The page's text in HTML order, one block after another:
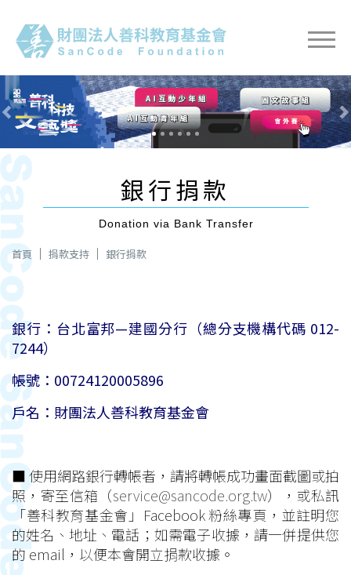
Previous Next
銀行捐款
Donation via Bank Transfer
首頁 捐款支持 銀行捐款
銀行：台北富邦—建國分行（總分支機構代碼 012-
7244）
帳號：00724120005896
戶名：財團法人善科教育基金會
■ 使用網路銀行轉帳者，請將轉帳成功畫面截圖或拍
照，寄至信箱（service@sancode.org.tw），或私訊
「善科教育基金會」Facebook 粉絲專頁，並註明您
的姓名、地址、電話；如需電子收據，請一併提供您
的 email，以便本會開立捐款收據。